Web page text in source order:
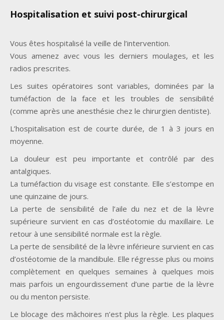
Hospitalisation et suivi post-chirurgical
Vous êtes hospitalisé la veille de l’intervention.
Vous amenez avec vous les derniers moulages, et les
radios prescrites.
Les suites opératoires sont variables, dominées par la
tuméfaction de la face et les troubles de sensibilité
(comme après une anesthésie chez le chirurgien dentiste).
L’hospitalisation est de courte durée, de 1 à 3 jours en
moyenne.
La douleur est peu importante et contrôlé par des
antalgiques.
La tuméfaction du visage est constante. Elle s’estompe en
une quinzaine de jours.
La perte de sensibilité de l’aile du nez et de la lèvre
supérieure survient en cas d’ostéotomie du maxillaire. Le
retour à une sensibilité normale est la règle.
La perte de sensibilité de la lèvre inférieure survient en cas
d’ostéotomie de la mandibule. Elle régresse plus ou moins
complètement en quelques semaines à quelques mois
mais parfois un engourdissement d’une partie de la lèvre
ou du menton persiste.
Le blocage des mâchoires n’est plus la règle. Les plaques